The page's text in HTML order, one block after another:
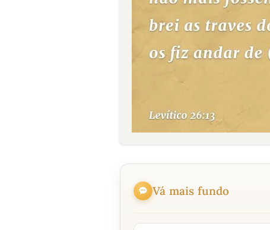
Vá mais fundo